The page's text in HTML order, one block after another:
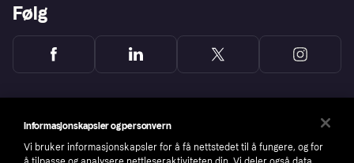
Følg
Informasjonskapsler og personvern
Vi bruker informasjonskapsler for å få nettstedet til å fungere, og for